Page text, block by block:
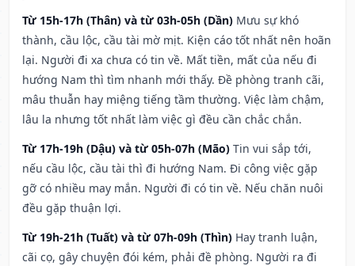
Từ 15h-17h (Thân) và từ 03h-05h (Dần) Mưu sự khó
thành, cầu lộc, cầu tài mờ mịt. Kiện cáo tốt nhất nên hoãn
lại. Người đi xa chưa có tin về. Mất tiền, mất của nếu đi
hướng Nam thì tìm nhanh mới thấy. Đề phòng tranh cãi,
mâu thuẫn hay miệng tiếng tầm thường. Việc làm chậm,
lâu la nhưng tốt nhất làm việc gì đều cần chắc chắn.
Từ 17h-19h (Dậu) và từ 05h-07h (Mão) Tin vui sắp tới,
nếu cầu lộc, cầu tài thì đi hướng Nam. Đi công việc gặp
gỡ có nhiều may mắn. Người đi có tin về. Nếu chăn nuôi
đều gặp thuận lợi.
Từ 19h-21h (Tuất) và từ 07h-09h (Thìn) Hay tranh luận,
cãi cọ, gây chuyện đói kém, phải đề phòng. Người ra đi